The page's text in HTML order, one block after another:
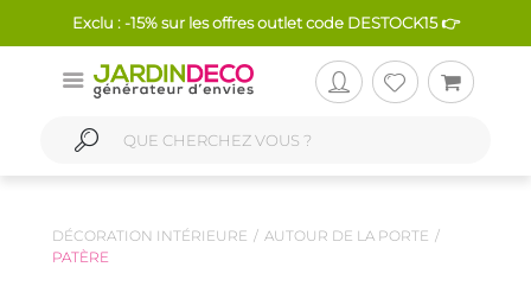
Exclu : -15% sur les offres outlet code DESTOCK15 👉
DÉCORATION INTÉRIEURE
AUTOUR DE LA PORTE
PATÈRE